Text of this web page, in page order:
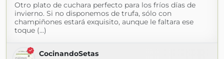
Otro plato de cuchara perfecto para los fríos días de
invierno. Si no disponemos de trufa, sólo con
champiñones estará exquisito, aunque le faltara ese
toque (...)
CocinandoSetas